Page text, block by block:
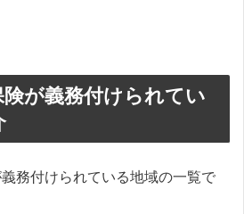
が義務付けられてい
務付けられている地域の一覧で